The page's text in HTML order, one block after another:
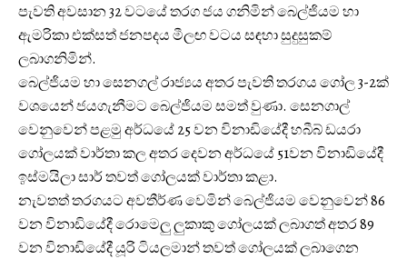
පැවති අවසාන 32 වටයේ තරග ජය ගනිමින් බෙල්ජියම හා
ඇමරිකා එක්සත් ජනපදය මීලඟ වටය සඳහා සුදුසුකම්
ලබාගනිමින්.
බෙල්ජියම හා සෙනගල් රාජ්‍යය අතර පැවති තරගය ගෝල 3-2ක්
වශයෙන් ජයගැනීමට බෙල්ජියම සමත් වුණා. සෙනගාල්
වෙනුවෙන් පළමු අර්ධයේ 25 වන විනාඩියේදී හබීබ් ඩයරා
ගෝලයක් වාර්තා කල අතර දෙවන අර්ධයේ 51වන විනාඩියේදී
ඉස්මයිලා සාර් තවත් ගෝලයක් වාර්තා කළා.
නැවතත් තරගයට අවතීර්ණ වෙමින් බෙල්ජියම වෙනුවෙන් 86
වන විනාඩියේදී රොමෙලු ලුකාකු ගෝලයක් ලබාගත් අතර 89
වන විනාඩියේදී යූරි ටියලමාන් තවත් ගෝලයක් ලබාගෙන